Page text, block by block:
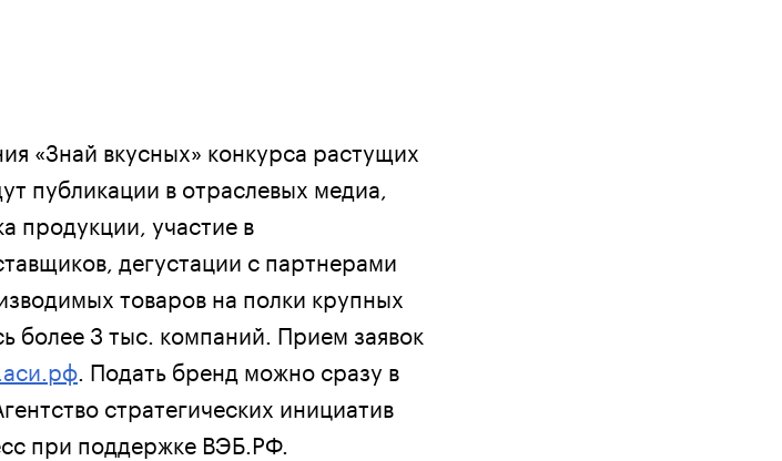
«Знай вкусных» конкурса растущих
публикации в отраслевых медиа,
продукции, участие в
дегустации с партнерами
товаров на полки крупных
более 3 тыс. компаний. Прием заявок
. Подать бренд можно сразу в
стратегических инициатив
при поддержке ВЭБ.РФ.